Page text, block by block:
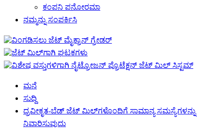
ಕಂಪನಿ ಪನೋರಮಾ
ನಮ್ಮನ್ನು ಸಂಪರ್ಕಿಸಿ
ಮನೆ
ಸುದ್ದಿ
ದ್ರವೀಕೃತ-ಬೆಡ್ ಜೆಟ್ ಮಿಲ್‌ಗಳೊಂದಿಗೆ ಸಾಮಾನ್ಯ ಸಮಸ್ಯೆಗಳನ್ನು
ನಿವಾರಿಸುವುದು